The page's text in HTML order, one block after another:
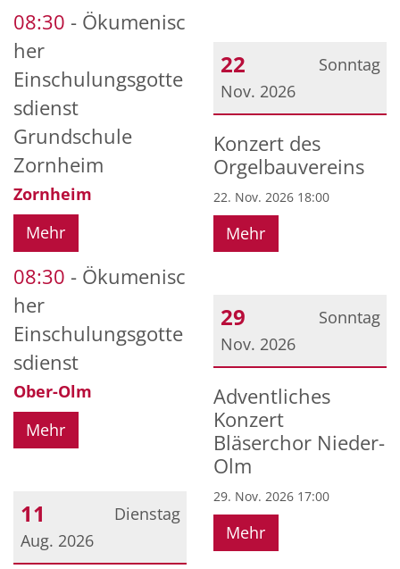
08:30
Ökumenisc
her
Einschulungsgotte
sdienst
Grundschule
Zornheim
Zornheim
Mehr
08:30
Ökumenisc
her
Einschulungsgotte
sdienst
Ober-Olm
Mehr
Dienstag
11
Aug. 2026
Sonntag
22
Nov. 2026
Datum: 22. November
Konzert des
Orgelbauvereins
22. Nov. 2026 18:00
Mehr
Sonntag
29
Nov. 2026
Datum: 29. November
Adventliches
Konzert
Bläserchor Nieder-
Olm
29. Nov. 2026 17:00
Mehr